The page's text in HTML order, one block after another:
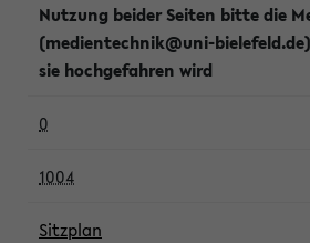
Nutzung beider Seiten bitte die
(medientechnik@uni-
sie hochgefahren wird
0
1004
Sitzplan